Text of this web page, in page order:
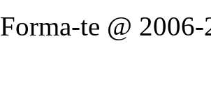
Forma-te @